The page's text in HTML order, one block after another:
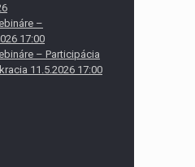
–
17:00
– Participácia
11.5.2026 17:00